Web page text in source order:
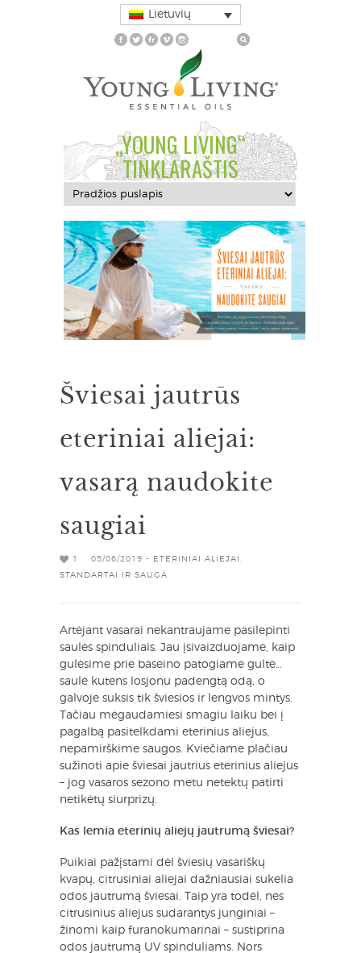
Lietuvių
„YOUNG LIVING“
TINKLARAŠTIS
Šviesai jautrūs
eteriniai aliejai:
vasarą naudokite
saugiai
1 05/06/2019 - ETERINIAI ALIEJAI
STANDARTAI IR SAUGA
Artėjant vasarai nekantraujame pasilepinti
saulės spinduliais. Jau įsivaizduojame, kaip
gulėsime prie baseino patogiame gulte…
saulė kutens losjonu padengtą odą, o
galvoje suksis tik šviesios ir lengvos mintys.
Tačiau mėgaudamiesi smagiu laiku bei į
pagalbą pasitelkdami eterinius aliejus,
nepamirškime saugos. Kviečiame plačiau
sužinoti apie šviesai jautrius eterinius aliejus
– jog vasaros sezono metu netektų patirti
netikėtų siurprizų.
Kas lemia eterinių aliejų jautrumą šviesai?
Puikiai pažįstami dėl šviesių vasariškų
kvapų, citrusiniai aliejai dažniausiai sukelia
odos jautrumą šviesai. Taip yra todėl, nes
citrusinius aliejus sudarantys junginiai –
žinomi kaip furanokumarinai – sustiprina
odos jautrumą UV spinduliams. Nors